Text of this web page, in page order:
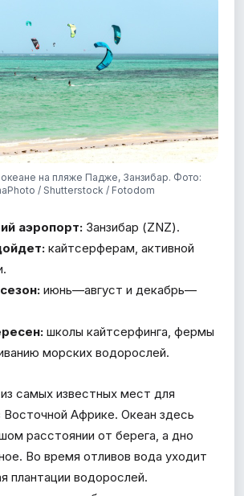
океане на пляже Падже, Занзибар. Фото:
/ Shutterstock / Fotodom
аэропорт: Занзибар (ZNZ).
кайтсерферам, активной
июнь—август и декабрь—
школы кайтсерфинга, фермы
морских водорослей.
самых известных мест для
Восточной Африке. Океан здесь
расстоянии от берега, а дно
Во время отливов вода уходит
плантации водорослей.